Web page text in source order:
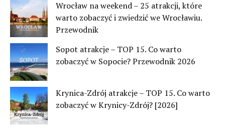
Wrocław na weekend – 25 atrakcji, które
warto zobaczyć i zwiedzić we Wrocławiu.
Przewodnik
Sopot atrakcje – TOP 15. Co warto
zobaczyć w Sopocie? Przewodnik 2026
Krynica-Zdrój atrakcje – TOP 15. Co warto
zobaczyć w Krynicy-Zdrój? [2026]